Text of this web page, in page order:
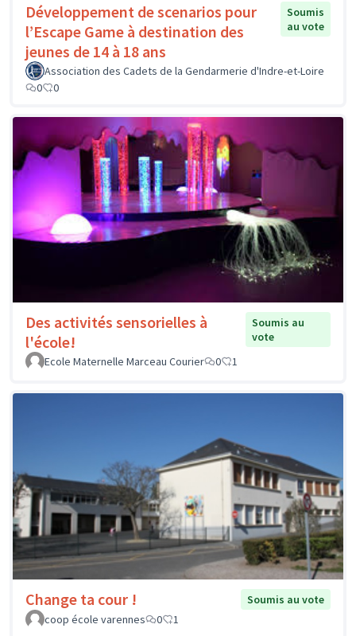
Développement de scenarios pour
l’Escape Game à destination des
jeunes de 14 à 18 ans
Soumis
au vote
Association des Cadets de la Gendarmerie d'Indre-et-Loire
0
0
Des activités sensorielles à
l'école!
Soumis au
vote
Ecole Maternelle Marceau Courier
0 1
Change ta cour !
Soumis au vote
coop école varennes
0 1